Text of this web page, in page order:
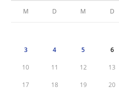
M D M D
3 4 5 6
10 11 12 13
17 18 19 20